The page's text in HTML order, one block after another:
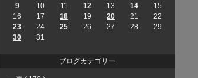
9
10 11 12 13 14
15
16
17 18 19 20 21
22
23
24 25 26 27 28
29
30
31
ブログカテゴリー